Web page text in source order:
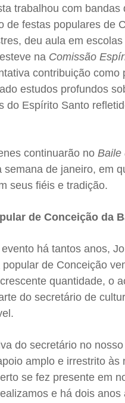
trabalhou com bandas
de festas populares de
deu aula em
na Comissão
contribuição como
estudos profundos
do Espírito Santo
continuarão no Baile
semana de janeiro, em
seus fiéis e tradição.
de Conceição da
há tantos anos,
de Conceição
quantidade, o
do secretário de
do secretário no
amplo e irrestrito às
se fez presente em
e há dois anos